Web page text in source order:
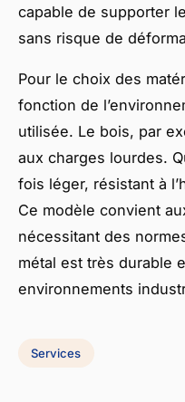
capable de supporter
sans risque de
Pour le choix des
fonction de
utilisée. Le bois, par
aux charges lourdes.
fois léger, résistant à
Ce modèle convient
nécessitant des
métal est très durable
environnements
Services